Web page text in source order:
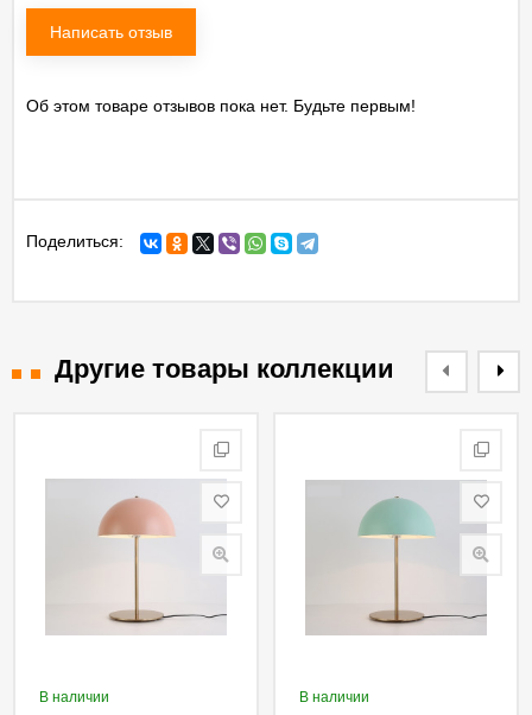
Написать отзыв
Об этом товаре отзывов пока нет. Будьте первым!
Поделиться:
Другие товары коллекции
В наличии В наличии